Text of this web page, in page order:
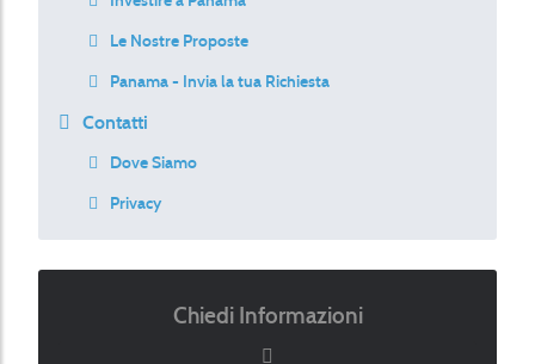
Le Nostre Proposte
Panama - Invia la tua Richiesta
Contatti
Dove Siamo
Privacy
Chiedi Informazioni